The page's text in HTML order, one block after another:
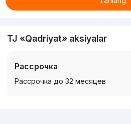
TJ «Qadriyat» aksiyalar
Рассрочка
Рассрочка до 32 месяцев